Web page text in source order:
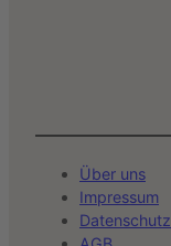
Über uns
Impressum
Datenschutz